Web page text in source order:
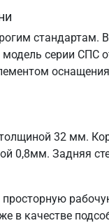
стандартам.
серии СПС
32 мм.
0,8мм. Задняя
в качестве